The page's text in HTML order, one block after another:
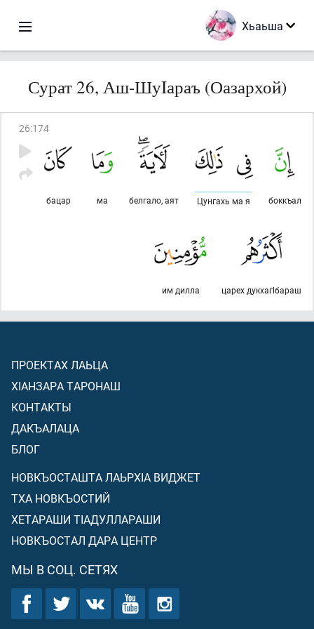
Хьаьша
Сурат 26, Аш-ШуIараъ (Оазархой)
26:174
боккъал
Цунгахь ма я
белгало, аят
ма
бацар
царех дукхагlбараш
им дилла
ПРОЕКТАХ ЛАЬЦА
ХIАНЗАРА ТАРОНАШ
КОНТАКТЫ
ДАКЪАЛАЦА
БЛОГ
НОВКЪОСТАШТА ЛАЬРХIА ВИДЖЕТ
ТХА НОВКЪОСТИЙ
ХЕТАРАШИ ТIАДУЛЛАРАШИ
НОВКЪОСТАЛ ДАРА ЦЕНТР
МЫ В СОЦ. СЕТЯХ